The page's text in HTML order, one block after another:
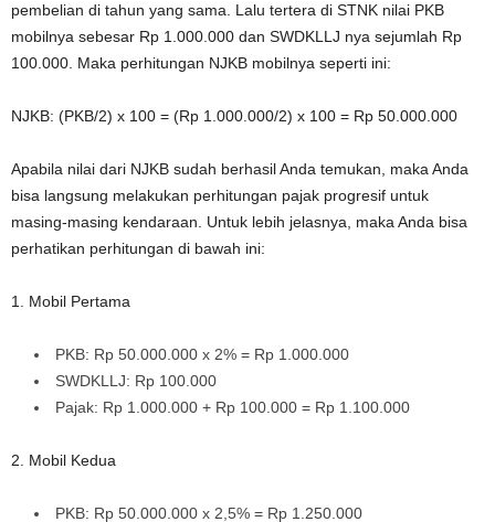
pembelian di tahun yang sama. Lalu tertera di STNK nilai PKB
mobilnya sebesar Rp 1.000.000 dan SWDKLLJ nya sejumlah Rp
100.000. Maka perhitungan NJKB mobilnya seperti ini:
NJKB: (PKB/2) x 100 = (Rp 1.000.000/2) x 100 = Rp 50.000.000
Apabila nilai dari NJKB sudah berhasil Anda temukan, maka Anda
bisa langsung melakukan perhitungan pajak progresif untuk
masing-masing kendaraan. Untuk lebih jelasnya, maka Anda bisa
perhatikan perhitungan di bawah ini:
1. Mobil Pertama
PKB: Rp 50.000.000 x 2% = Rp 1.000.000
SWDKLLJ: Rp 100.000
Pajak: Rp 1.000.000 + Rp 100.000 = Rp 1.100.000
2. Mobil Kedua
PKB: Rp 50.000.000 x 2,5% = Rp 1.250.000